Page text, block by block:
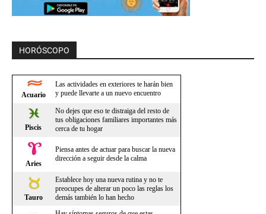
HORÓSCOPO